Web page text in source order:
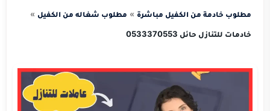
مطلوب خادمة من الكفيل مباشرة مطلوب شغاله من الكفيل
خادمات للتنازل حائل 0533370553